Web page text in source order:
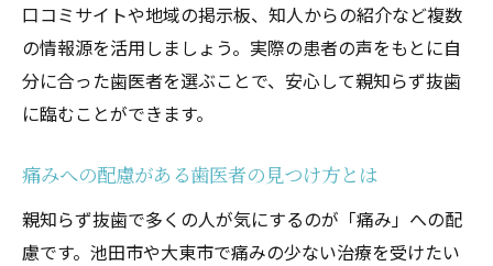
口コミサイトや地域の掲示板、知人からの紹介など複数
の情報源を活用しましょう。実際の患者の声をもとに自
分に合った歯医者を選ぶことで、安心して親知らず抜歯
に臨むことができます。
痛みへの配慮がある歯医者の見つけ方とは
親知らず抜歯で多くの人が気にするのが「痛み」への配
慮です。池田市や大東市で痛みの少ない治療を受けたい